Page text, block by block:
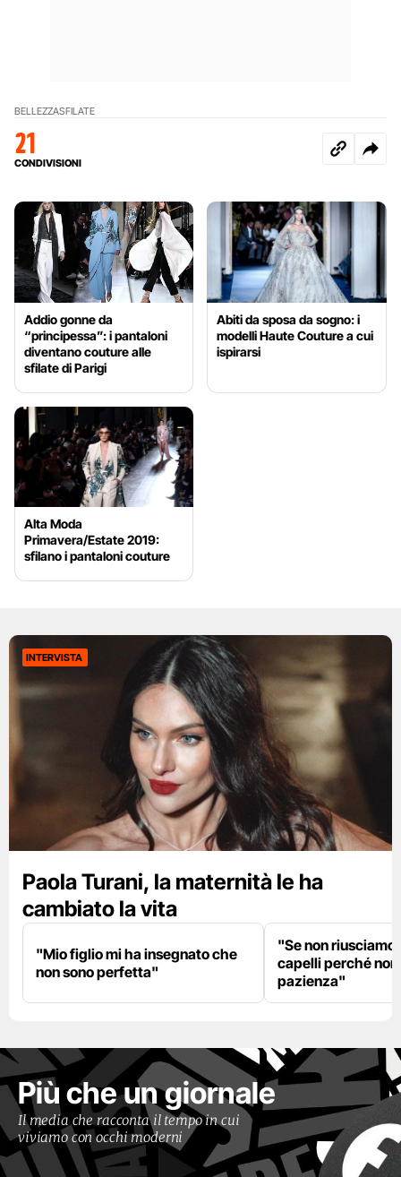
BELLEZZASFILATE
21
CONDIVISIONI
Addio gonne da
“principessa”: i pantaloni
diventano couture alle
sfilate di Parigi
Abiti da sposa da sogno: i
modelli Haute Couture a cui
ispirarsi
Alta Moda
Primavera/Estate 2019:
sfilano i pantaloni couture
INTERVISTA
Paola Turani, la maternità le ha
cambiato la vita
"Mio figlio mi ha insegnato che
non sono perfetta"
"Se non riusciamo
capelli perché
pazienza"
Più che un giornale
Il media che racconta il tempo in cui
viviamo con occhi moderni